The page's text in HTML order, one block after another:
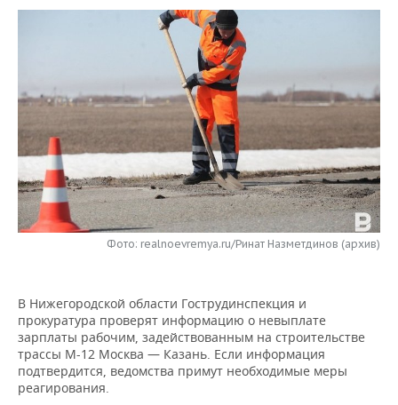
КОРОЛИ ГОСЗАКАЗА ПФО
КОМУ ПРИНАДЛЕЖАТ
ТОРГОВЫЕ ЦЕНТРЫ
ТАТАРСТАНА
БЮДЖЕТ
ИНВЕСТИЦИИ
ПРОМЫШЛЕННОСТИ
МАШИНОСТРОЕНИЕ
НЕФТЕХИМИЯ
НЕФТЬ
ОПК
НОВОСТИ НЕДВИЖИМОСТИ
НОВОСТИ АВТО
БИЗНЕС
НОВОСТИ БИЗНЕСА
РОЗНИЧНАЯ ТОРГОВЛЯ
ТРАНСПОРТ
ТЕХНОЛОГИИ
НОВОСТИ ТЕХНОЛОГИЙ
IT
ТЕЛЕКОММУНИКАЦИИ
МЕРОПРИЯТИЯ
НОВОСТИ МЕРОПРИЯТИЙ
БИЗНЕС-БРАНЧИ
ONLINE-КОНФЕРЕНЦИИ
ОТКРЫТАЯ ЛЕКЦИЯ
СПОРТ
ФУТБОЛ
ХОККЕЙ
БАСКЕТБОЛ
НОВОСТИ ОБЩЕСТВА
ВЛАСТЬ
ИНФРАСТРУКТУРА
ФОТОГАЛЕРЕЯ
СЮЖЕТЫ
СПРАВОЧНИК
Фото: realnoevremya.ru/Ринат Назметдинов (архив)
В Нижегородской области Гострудинспекция и
прокуратура проверят информацию о невыплате
зарплаты рабочим, задействованным на строительстве
трассы М-12 Москва — Казань. Если информация
подтвердится, ведомства примут необходимые меры
реагирования.